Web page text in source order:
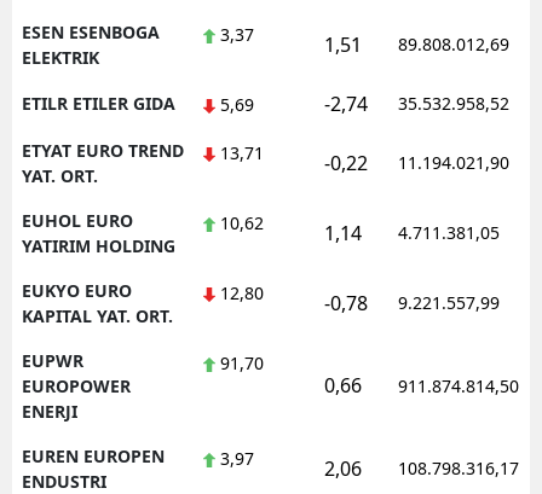
ESEN ESENBOGA
ELEKTRIK
3,37 1,51 89.808.012,69
ETILR ETILER GIDA 5,69 -2,74 35.532.958,52
ETYAT EURO TREND
YAT. ORT.
13,71 -0,22 11.194.021,90
EUHOL EURO
YATIRIM HOLDING
10,62 1,14 4.711.381,05
EUKYO EURO
KAPITAL YAT. ORT.
12,80 -0,78 9.221.557,99
EUPWR
EUROPOWER
ENERJI
91,70
0,66 911.874.814,50
EUREN EUROPEN
ENDUSTRI
3,97 2,06 108.798.316,17